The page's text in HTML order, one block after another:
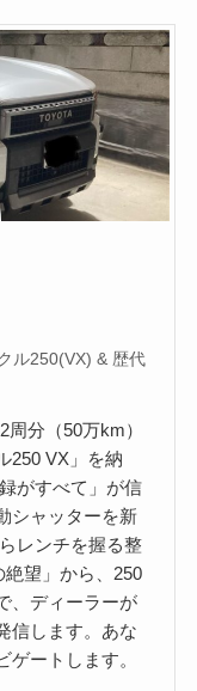
ル250(VX) & 歴代
分（50万km）
250 VX」を納
がすべて」が信
シャッターを新
レンチを握る整
望」から、250
、ディーラーが
信します。あな
ートします。